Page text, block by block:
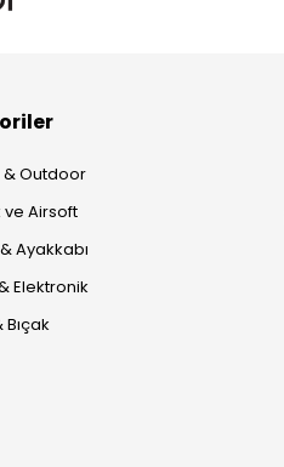
Outdoor
ve Airsoft
Ayakkabı
Elektronik
Bıçak